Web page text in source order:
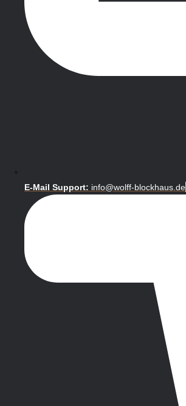
E-Mail Support: info@wolff-blockhaus.de